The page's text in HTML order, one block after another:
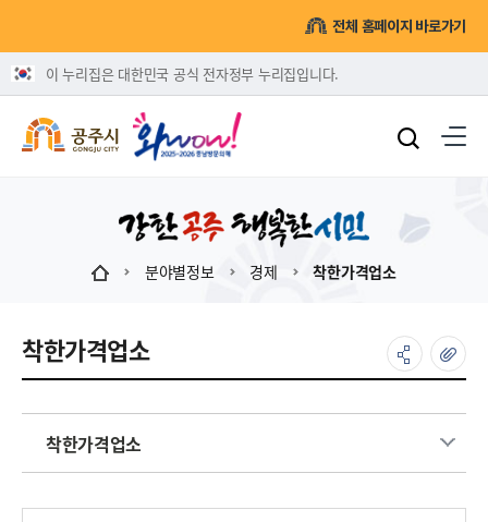
전체 홈페이지 바로가기
이 누리집은 대한민국 공식 전자정부 누리집입니다.
분야별정보 경제 착한가격업소
착한가격업소
착한가격업소
게시물 검색